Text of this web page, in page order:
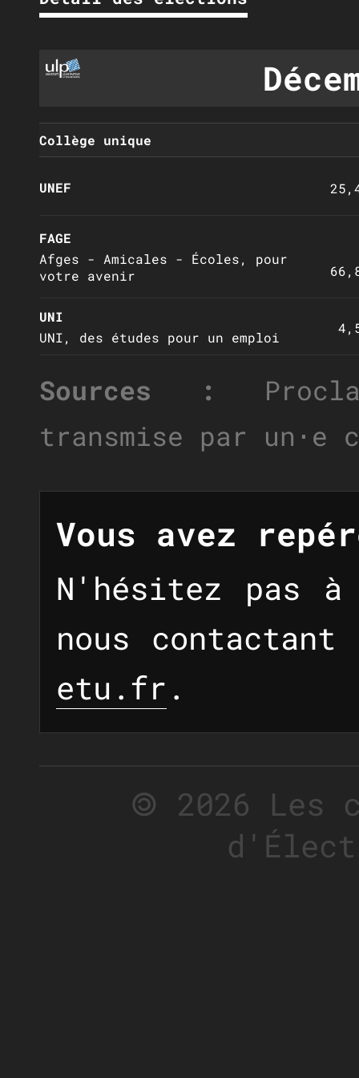
Collège unique
UNEF
FAGE
Afges - Amicales - Écoles, pour
votre avenir
UNI
UNI, des études pour un emploi
Sources :
transmise par un⋅e
Vous avez
N'hésitez pas
nous
etu.fr .
🄯 2026 Les